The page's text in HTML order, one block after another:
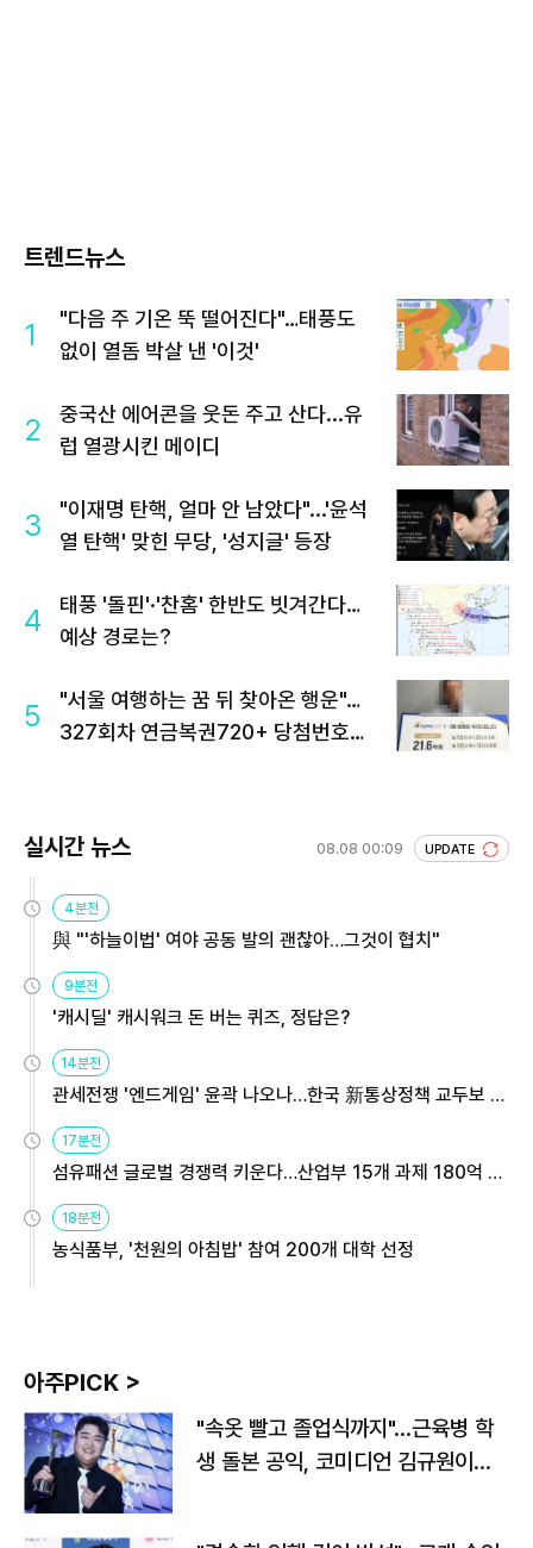
트렌드뉴스
1
"다음 주 기온 뚝 떨어진다"…태풍도
없이 열돔 박살 낸 '이것'
2
중국산 에어콘을 웃돈 주고 산다...유
럽 열광시킨 메이디
3
"이재명 탄핵, 얼마 안 남았다"...'윤석
열 탄핵' 맞힌 무당, '성지글' 등장
4
태풍 '돌핀'·'찬홈' 한반도 빗겨간다…
예상 경로는?
5
"서울 여행하는 꿈 뒤 찾아온 행운"…
327회차 연금복권720+ 당첨번호조
실시간 뉴스 08.08 00:09 UPDATE
4분전
與 "'하늘이법' 여야 공동 발의 괜찮아…그것이 협치"
9분전
'캐시딜' 캐시워크 돈 버는 퀴즈, 정답은?
14분전
관세전쟁 '엔드게임' 윤곽 나오나…한국 新통상정책 교두보 활
용해야
17분전
섬유패션 글로벌 경쟁력 키운다…산업부 15개 과제 180억 지
원
18분전
농식품부, '천원의 아침밥' 참여 200개 대학 선정
아주PICK >
"속옷 빨고 졸업식까지"…근육병 학
생 돌본 공익, 코미디언 김규원이었